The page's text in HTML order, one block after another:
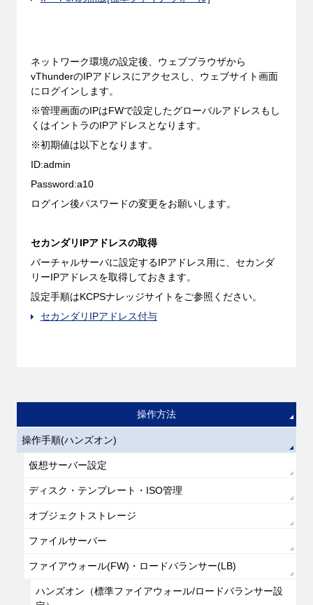
ネットワーク環境の設定後、ウェブブラウザから
vThunderのIPアドレスにアクセスし、ウェブサイト画面
にログインします。
※管理画面のIPはFWで設定したグローバルアドレスもし
くはイントラのIPアドレスとなります。
※初期値は以下となります。
ID:admin
Password:a10
ログイン後パスワードの変更をお願いします。
セカンダリIPアドレスの取得
バーチャルサーバに設定するIPアドレス用に、セカンダ
リーIPアドレスを取得しておきます。
設定手順はKCPSナレッジサイトをご参照ください。
セカンダリIPアドレス付与
操作方法
操作手順(ハンズオン)
仮想サーバー設定
ディスク・テンプレート・ISO管理
オブジェクトストレージ
ファイルサーバー
ファイアウォール(FW)・ロードバランサー(LB)
ハンズオン（標準ファイアウォール/ロードバランサー設